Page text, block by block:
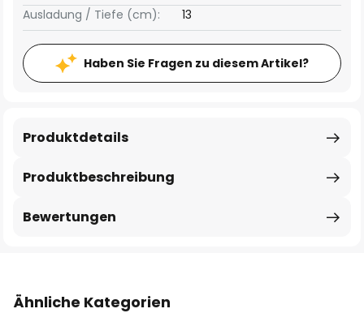
Ausladung / Tiefe (cm): 13
Haben Sie Fragen zu diesem Artikel?
Produktbeschreibung
Produktdetails
Bewertungen
Ähnliche Kategorien